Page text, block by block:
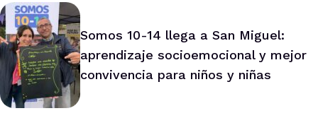
Somos 10-14 llega a San Miguel:
aprendizaje socioemocional y mejor
convivencia para niños y niñas